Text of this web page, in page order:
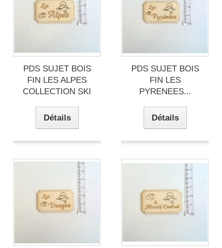
PDS SUJET BOIS
FIN LES ALPES
COLLECTION SKI
Détails
PDS SUJET BOIS
FIN LES
PYRENEES...
Détails